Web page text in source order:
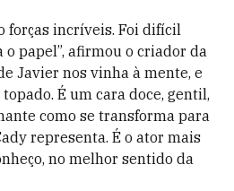
forças incríveis. Foi difícil
papel”, afirmou o criador da
Javier nos vinha à mente, e
É um cara doce, gentil,
como se transforma para
representa. É o ator mais
no melhor sentido da